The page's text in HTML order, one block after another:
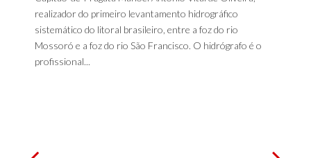
realizador do primeiro levantamento hidrográfico
sistemático do litoral brasileiro, entre a foz do rio
Mossoró e a foz do rio São Francisco. O hidrógrafo é o
profissional...